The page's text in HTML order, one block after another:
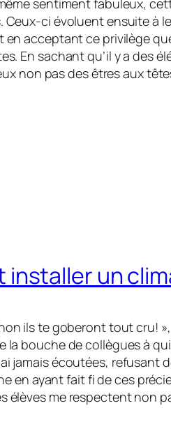
sentiment fabuleux,
ci évoluent ensuite à
en acceptant ce privilège
En sachant qu’il y a
non pas des êtres aux
un
ils te goberont tout cru!
bouche de collègues à
jamais écoutées, refusant
en ayant fait fi de ces
me respectent non